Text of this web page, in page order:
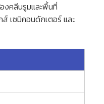
งคลีนรูมและพื้นที่
เซมิคอนดักเตอร์ และ